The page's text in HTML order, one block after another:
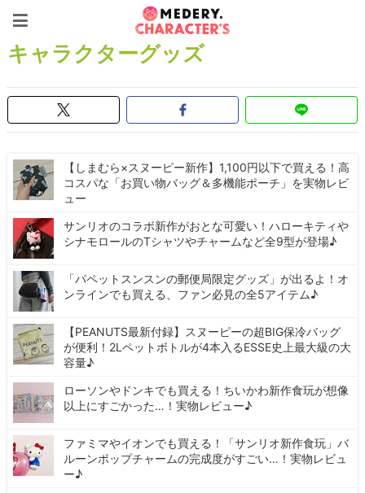
キャラクターグッズ
【しまむら×スヌーピー新作】1,100円以下で買える！高
コスパな「お買い物バッグ＆多機能ポーチ」を実物レビ
ュー
サンリオのコラボ新作がおとな可愛い！ハローキティや
シナモロールのTシャツやチャームなど全9型が登場♪
「パペットスンスンの郵便局限定グッズ」が出るよ！オ
ンラインでも買える、ファン必見の全5アイテム♪
【PEANUTS最新付録】スヌーピーの超BIG保冷バッグ
が便利！2Lペットボトルが4本入るESSE史上最大級の大
容量♪
ローソンやドンキでも買える！ちいかわ新作食玩が想像
以上にすごかった…！実物レビュー♪
ファミマやイオンでも買える！「サンリオ新作食玩」バ
ルーンポップチャームの完成度がすごい…！実物レビュ
ー♪